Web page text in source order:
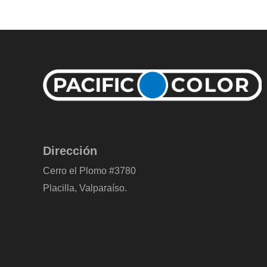
Dirección
Cerro el Plomo #3780
Placilla, Valparaíso.